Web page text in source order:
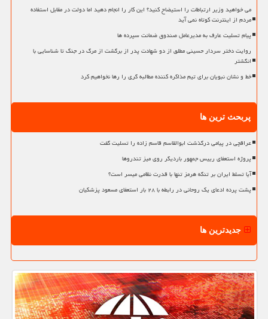
می خواهید وزیر ارتباطات را استیضاح کنید؟ این کار را انجام دهید اما دولت در مقابل استفاده
مردم از اینترنت کوتاه نمی آید
پیام تسلیت عارف به مدیرعامل صندوق ضمانت سپرده ها
روایت دختر سردار حسینی مطلق از دو شهادت پدر از برگشت از مرگ در جنگ تا شناسایی با
انگشتر
خط و نشان نبویان برای تیم مذاکره کننده مطالبه گری را رها نخواهیم کرد
پربحث ترین ها
عراقچی در پیامی درگذشت ابوالقاسم قاسم زاده را تسلیت گفت
پروژه استعفای رییس جمهور باردیگر روی میز تندروها
آیا تسلط ایران بر تنگه هرمز تنها با قدرت نظامی میسر است؟
پشت پرده ادعای یک روحانی در رابطه با ۲۸ بار استعفای مسعود پزشکیان
جدیدترین ها